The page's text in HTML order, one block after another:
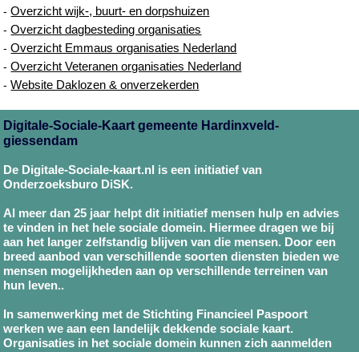
-Overzicht wijk-, buurt- en dorpshuizen
-Overzicht dagbesteding organisaties
-Overzicht Emmaus organisaties Nederland
-Overzicht Veteranen organisaties Nederland
-Website Daklozen & onverzekerden
Digitale-Sociale-Kaart gemeente Hardinxveld-
giessendam
De Digitale-Sociale-kaart.nl is een initiatief van
Onderzoeksburo DiSK.
Al meer dan 25 jaar helpt dit initiatief mensen hulp en advies
te vinden in het hele sociale domein. Hiermee dragen we bij
aan het langer zelfstandig blijven van die mensen. Door een
breed aanbod van verschillende soorten diensten bieden we
mensen mogelijkheden aan op verschillende terreinen van
hun leven..
In samenwerking met de Stichting Financieel Paspoort
werken we aan een landelijk dekkende sociale kaart.
Organisaties in het sociale domein kunnen zich aanmelden